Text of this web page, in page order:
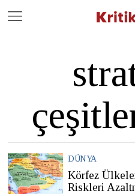
DÜNYA
Körfez
Riskleri